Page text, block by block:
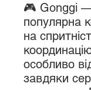
🎮 Gonggi
популярна
на
особливо
завдяки